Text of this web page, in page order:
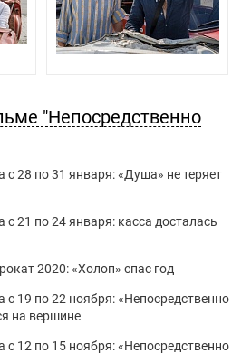
"Непосредственно
с 28 по 31 января: «Душа» не теряет
с 21 по 24 января: касса досталась
2020: «Холоп» спас год
с 19 по 22 ноября: «Непосредственно
на вершине
с 12 по 15 ноября: «Непосредственно